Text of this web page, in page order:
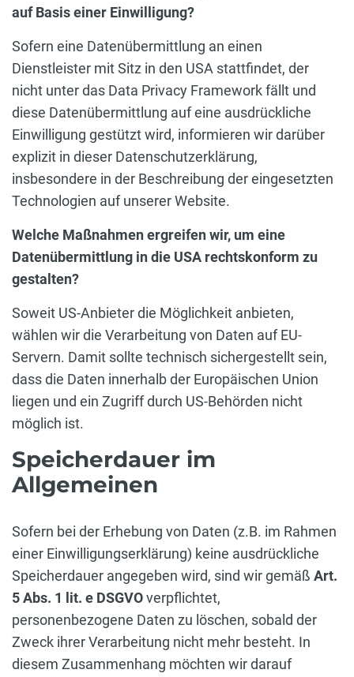
auf Basis einer Einwilligung?
Sofern eine Datenübermittlung an einen
Dienstleister mit Sitz in den USA stattfindet, der
nicht unter das Data Privacy Framework fällt und
diese Datenübermittlung auf eine ausdrückliche
Einwilligung gestützt wird, informieren wir darüber
explizit in dieser Datenschutzerklärung,
insbesondere in der Beschreibung der eingesetzten
Technologien auf unserer Website.
Welche Maßnahmen ergreifen wir, um eine
Datenübermittlung in die USA rechtskonform zu
gestalten?
Soweit US-Anbieter die Möglichkeit anbieten,
wählen wir die Verarbeitung von Daten auf EU-
Servern. Damit sollte technisch sichergestellt sein,
dass die Daten innerhalb der Europäischen Union
liegen und ein Zugriff durch US-Behörden nicht
möglich ist.
Speicherdauer im
Allgemeinen
Sofern bei der Erhebung von Daten (z.B. im Rahmen
einer Einwilligungserklärung) keine ausdrückliche
Speicherdauer angegeben wird, sind wir gemäß Art.
5 Abs. 1 lit. e DSGVOverpflichtet,
personenbezogene Daten zu löschen, sobald der
Zweck ihrer Verarbeitung nicht mehr besteht. In
diesem Zusammenhang möchten wir darauf